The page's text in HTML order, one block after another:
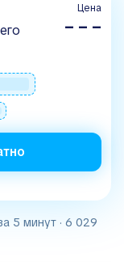
Цена
– – –
5 минут · 6 029